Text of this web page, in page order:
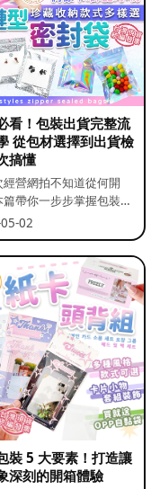
看！包裝出貨完整流
從包材選擇到出貨檢
搞懂
經營網拍不知道從何開
帶你一步步掌握包裝流
前檢查重點。
02
裝 5 大要素！打造讓
深刻的開箱體驗